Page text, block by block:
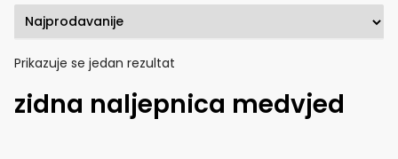
Prikazuje se jedan rezultat
zidna naljepnica medvjed